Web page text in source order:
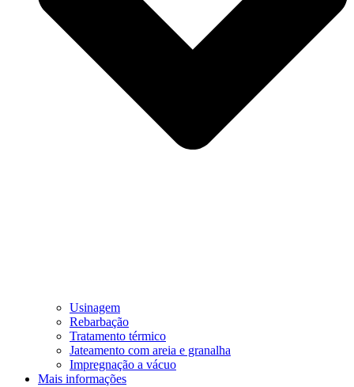
Usinagem
Rebarbação
Tratamento térmico
Jateamento com areia e granalha
Impregnação a vácuo
Mais informações